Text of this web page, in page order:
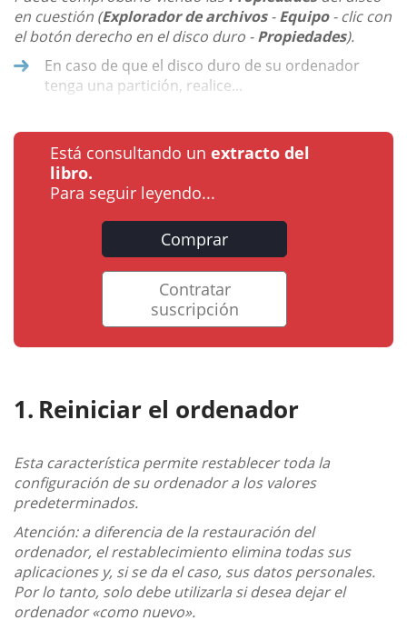
en cuestión (Explorador de archivos-Equipo- clic con
el botón derecho en el disco duro -Propiedades).
En caso de que el disco duro de su ordenador
tenga una partición, realice...
Está consultando un extracto del
libro.
Para seguir leyendo...
Comprar
Contratar
suscripción
Reiniciar el ordenador
Esta característica permite restablecer toda la
configuración de su ordenador a los valores
predeterminados.
Atención: a diferencia de la restauración del
ordenador, el restablecimiento elimina todas sus
aplicaciones y, si se da el caso, sus datos personales.
Por lo tanto, solo debe utilizarla si desea dejar el
ordenador «como nuevo».